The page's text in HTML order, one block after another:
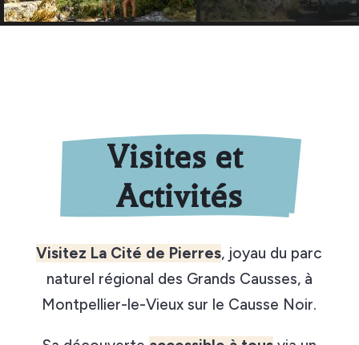
Visites et
Activités
Visitez La Cité de Pierres, joyau du parc
naturel régional des Grands Causses, à
Montpellier-le-Vieux sur le Causse Noir.